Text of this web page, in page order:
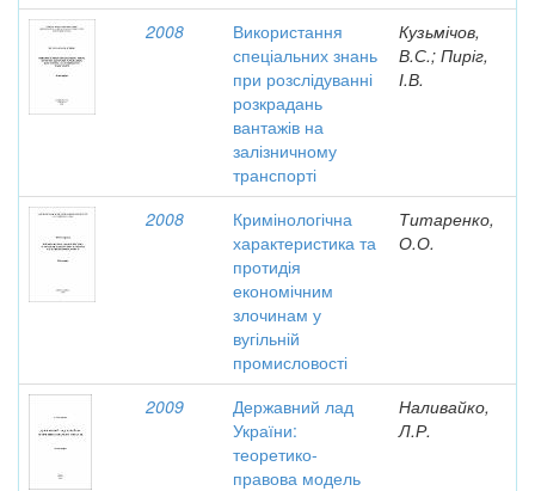
2008
Використання
спеціальних знань
при розслідуванні
розкрадань
вантажів на
залізничному
транспорті
Кузьмічов,
В.С.; Пиріг,
І.В.
2008
Кримінологічна
характеристика та
протидія
економічним
злочинам у
вугільній
промисловості
Титаренко,
О.О.
2009
Державний лад
України:
теоретико-
правова модель
Наливайко,
Л.Р.